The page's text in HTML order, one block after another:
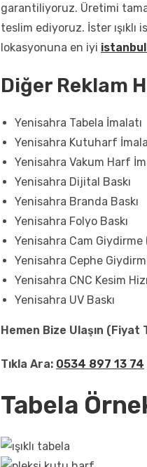
garantiliyoruz. Üretimi
teslim ediyoruz. İster
lokasyonuna en iyi
Diğer Reklam
Yenisahra Tabela İmalatı
Yenisahra Kutuharf
Yenisahra Vakum Harf
Yenisahra Dijital Baskı
Yenisahra Branda Baskı
Yenisahra Folyo Baskı
Yenisahra Cam Giydirme
Yenisahra Cephe
Yenisahra CNC Kesim
Yenisahra UV Baskı
Hemen Bize Ulaşın (Fiyat
Tıkla Ara: 0534 897 13 74
Tabela